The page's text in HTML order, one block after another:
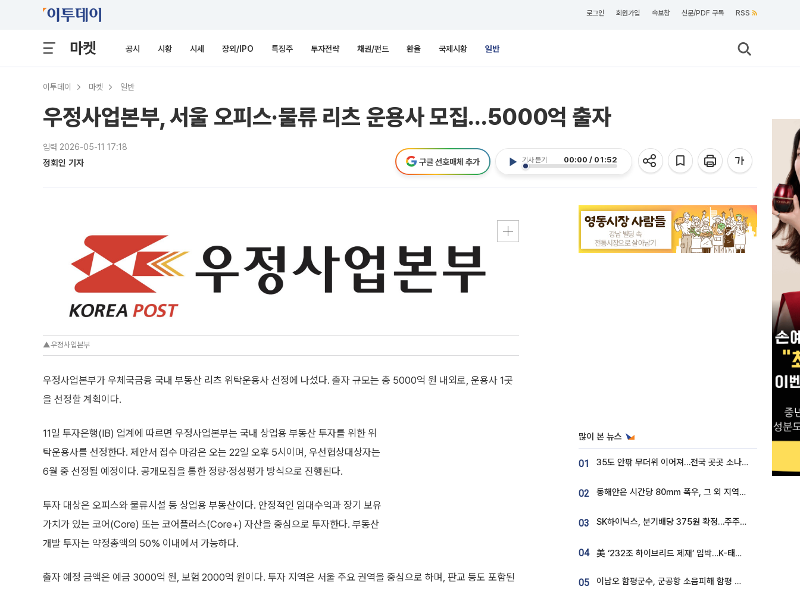
로그인 회원가입 속보창 신문/PDF 구독 RSS
마켓 공시 시황 시세 장외/IPO 특징주 투자전략 채권/펀드 환율 국제시황 일반
이투데이 마켓 일반
우정사업본부, 서울 오피스·물류 리츠 운용사 모집…5000억 출자
입력 2026-05-11 17:18
정회인 기자 기사 듣기 00:00 / 01:52
구글 선호매체 추가
▲우정사업본부
우정사업본부가 우체국금융 국내 부동산 리츠 위탁운용사 선정에 나섰다. 출자 규모는 총 5000억 원 내외로, 운용사 1곳
을 선정할 계획이다.
11일 투자은행(IB) 업계에 따르면 우정사업본부는 국내 상업용 부동산 투자를 위한 위
탁운용사를 선정한다. 제안서 접수 마감은 오는 22일 오후 5시이며, 우선협상대상자는
6월 중 선정될 예정이다. 공개모집을 통한 정량·정성평가 방식으로 진행된다.
투자 대상은 오피스와 물류시설 등 상업용 부동산이다. 안정적인 임대수익과 장기 보유
가치가 있는 코어(Core) 또는 코어플러스(Core+) 자산을 중심으로 투자한다. 부동산
개발 투자는 약정총액의 50% 이내에서 가능하다.
출자 예정 금액은 예금 3000억 원, 보험 2000억 원이다. 투자 지역은 서울 주요 권역을 중심으로 하며, 판교 등도 포함된
많이 본 뉴스
01 35도 안팎 무더위 이어져…전국 곳곳 소나기 [오늘 날씨]
02 동해안은 시간당 80㎜ 폭우, 그 외 지역은 폭염…‘극과 극 날씨’
03 SK하이닉스, 분기배당 375원 확정…주주환원책 9월로 앞당겨 발표
04 美 ‘232조 하이브리드 제재’ 임박…K-태양광, 불확실성 털고 날개 다나
05 이남오 함평군수, 군공항 소음피해 함평 보상 요구